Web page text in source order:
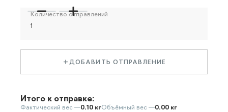
Количество отправлений
ДОБАВИТЬ ОТПРАВЛЕНИЕ
Итого к отправке:
Фактический вес —0.10 кгОбъёмный вес —0.00 кг